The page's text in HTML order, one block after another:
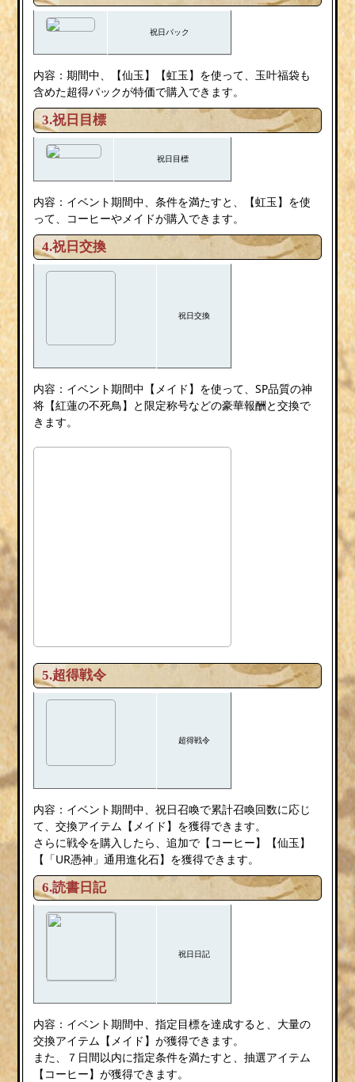
祝日パック
内容：期間中、【仙玉】【虹玉】を使って、玉叶福袋も
含めた超得パックが特価で購入できます。
3.祝日目標
祝日目標
内容：イベント期間中、条件を満たすと、【虹玉】を使
って、コーヒーやメイドが購入できます。
4.祝日交換
祝日交換
内容：イベント期間中【メイド】を使って、SP品質の神
将【紅蓮の不死鳥】と限定称号などの豪華報酬と交換で
きます。
5.超得戦令
超得戦令
内容：イベント期間中、祝日召喚で累計召喚回数に応じ
て、交換アイテム【メイド】を獲得できます。
さらに戦令を購入したら、追加で【コーヒー】【仙玉】
【「UR憑神」通用進化石】を獲得できます。
6.読書日記
祝日日記
内容：イベント期間中、指定目標を達成すると、大量の
交換アイテム【メイド】が獲得できます。
また、７日間以内に指定条件を満たすと、抽選アイテム
【コーヒー】が獲得できます。